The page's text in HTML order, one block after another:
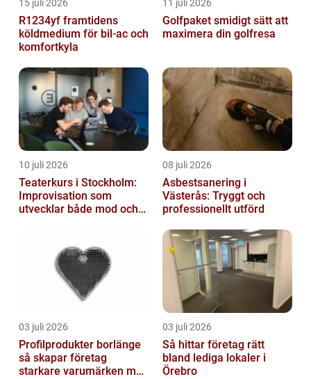
15 juli 2026
R1234yf framtidens
köldmedium för bil-ac och
komfortkyla
11 juli 2026
Golfpaket smidigt sätt att
maximera din golfresa
10 juli 2026
Teaterkurs i Stockholm:
Improvisation som
utvecklar både mod och
08 juli 2026
Asbestsanering i
Västerås: Tryggt och
professionellt utförd
03 juli 2026
Profilprodukter borlänge
så skapar företag
starkare varumärken med
03 juli 2026
Så hittar företag rätt
bland lediga lokaler i
Örebro